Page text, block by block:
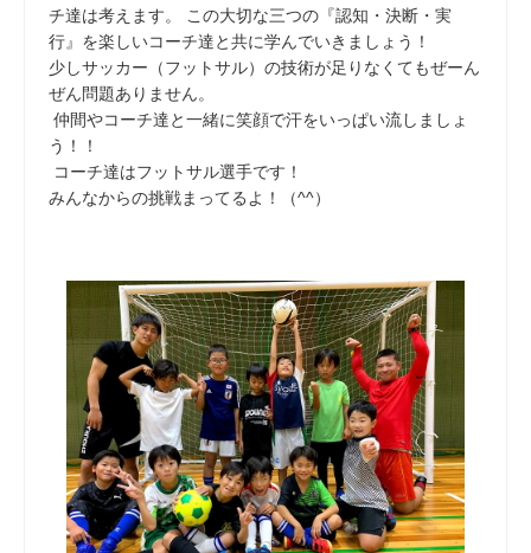
チ達は考えます。 この大切な三つの『認知・決断・実
行』を楽しいコーチ達と共に学んでいきましょう！
少しサッカー（フットサル）の技術が足りなくてもぜーん
ぜん問題ありません。
仲間やコーチ達と一緒に笑顔で汗をいっぱい流しましょ
う！！
コーチ達はフットサル選手です！
みんなからの挑戦まってるよ！（^^）